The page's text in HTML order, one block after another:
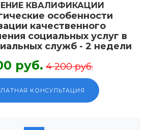
КВАЛИФИКАЦИИ
особенности
качественного
социальных услуг в
служб - 2 недели
руб. 4 200 руб.
КОНСУЛЬТАЦИЯ